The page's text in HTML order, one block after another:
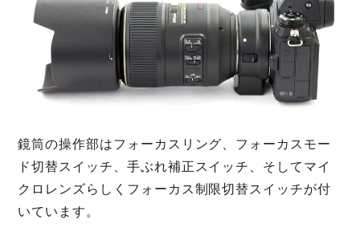
鏡筒の操作部はフォーカスリング、フォーカスモー
ド切替スイッチ、手ぶれ補正スイッチ、そしてマイ
クロレンズらしくフォーカス制限切替スイッチが付
いています。